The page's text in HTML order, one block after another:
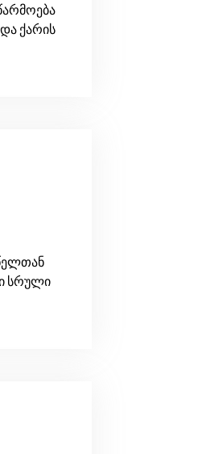
ქარის
სრული